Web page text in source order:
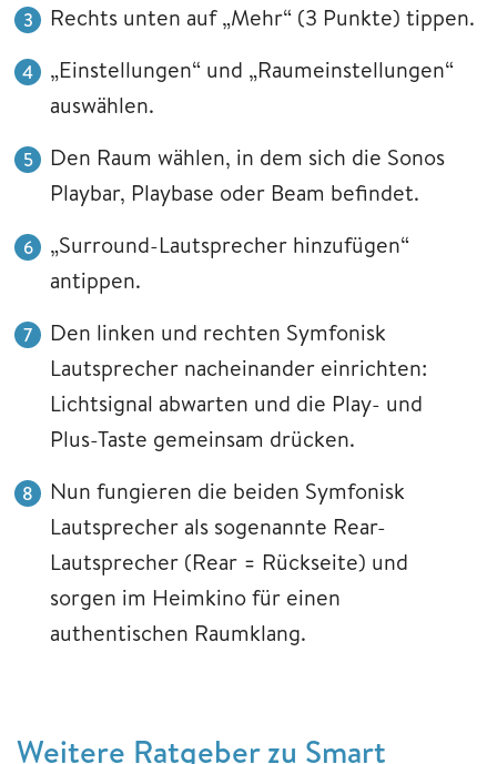
Rechts unten auf „Mehr“ (3 Punkte) tippen.
„Einstellungen“ und „Raumeinstellungen“
auswählen.
Den Raum wählen, in dem sich die Sonos
Playbar, Playbase oder Beam befindet.
„Surround-Lautsprecher hinzufügen“
antippen.
Den linken und rechten Symfonisk
Lautsprecher nacheinander einrichten:
Lichtsignal abwarten und die Play- und
Plus-Taste gemeinsam drücken.
Nun fungieren die beiden Symfonisk
Lautsprecher als sogenannte Rear-
Lautsprecher (Rear = Rückseite) und
sorgen im Heimkino für einen
authentischen Raumklang.
Weitere Ratgeber zu Smart